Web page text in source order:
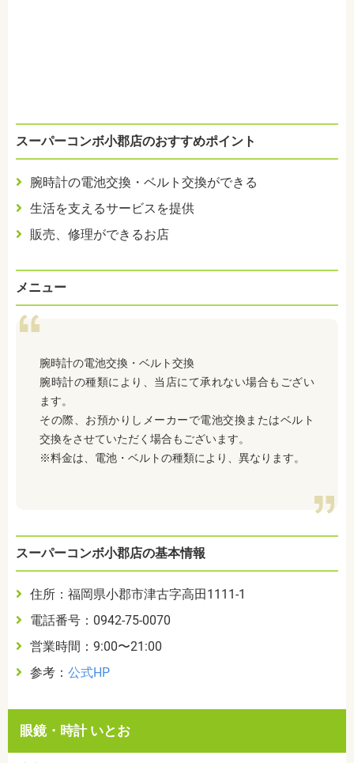
スーパーコンボ小郡店のおすすめポイント
腕時計の電池交換・ベルト交換ができる
生活を支えるサービスを提供
販売、修理ができるお店
メニュー
腕時計の電池交換・ベルト交換
腕時計の種類により、当店にて承れない場合もござい
ます。
その際、お預かりしメーカーで電池交換またはベルト
交換をさせていただく場合もございます。
※料金は、電池・ベルトの種類により、異なります。
スーパーコンボ小郡店の基本情報
住所：福岡県小郡市津古字高田1111-1
電話番号：0942-75-0070
営業時間：9:00〜21:00
参考： 公式HP
眼鏡・時計 いとお